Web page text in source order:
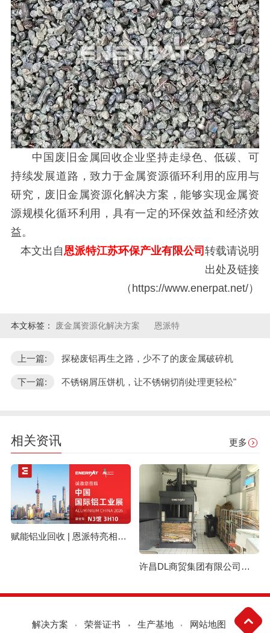
中国废旧金属回收企业坚持走绿色、低碳、可
持续发展道路，致力于金属资源循环利用的应用与
研究，废旧金属资源化解决方案，能够实现金属资
源规模化循环利用，具有一定的环保效益和经济效
益。
本文出自 恩派特江苏环保产业有限公司转载请说明
出处及链接
（https://www.enerpat.net/）
本文标签： 废金属资源化解决方案 恩派特
上一篇: 探秘废铝再生之路，少不了的废金属破碎机
下一篇: 不锈钢屑压饼机，让不锈钢切削处理更轻松"
相关资讯 更多
赋能铝业回收 | 恩派特亮相上海国际铝工业展
许昌DL商贸集团有限公司与恩派特定制立式废纸打包机案例
解决方案 荣誉证书 生产基地 网站地图